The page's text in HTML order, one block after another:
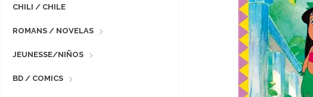
CHILI / CHILE
ROMANS / NOVELAS
JEUNESSE/NIÑOS
BD / COMICS